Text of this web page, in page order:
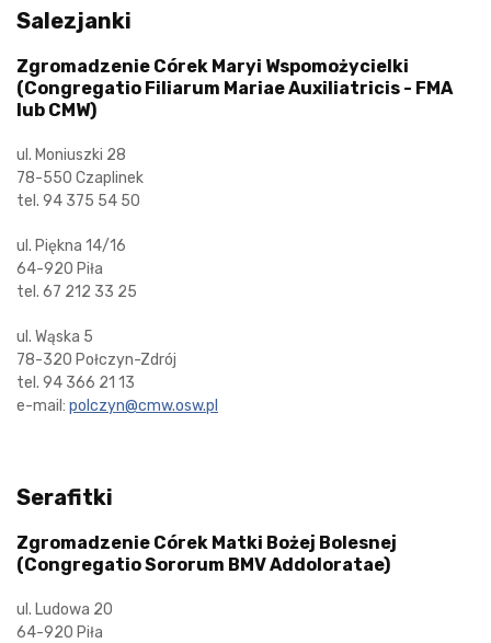
Salezjanki
Zgromadzenie Córek Maryi Wspomożycielki
(Congregatio Filiarum Mariae Auxiliatricis - FMA
lub CMW)
ul. Moniuszki 28
78-550 Czaplinek
tel. 94 375 54 50
ul. Piękna 14/16
64-920 Piła
tel. 67 212 33 25
ul. Wąska 5
78-320 Połczyn-Zdrój
tel. 94 366 21 13
e-mail: polczyn@cmw.osw.pl
Serafitki
Zgromadzenie Córek Matki Bożej Bolesnej
(Congregatio Sororum BMV Addoloratae)
ul. Ludowa 20
64-920 Piła